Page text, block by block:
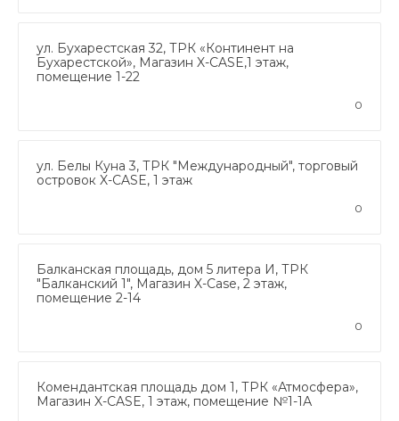
ул. Бухарестская 32, ТРК «Континент на
Бухарестской», Магазин X-CASE,1 этаж,
помещение 1-22
0
ул. Белы Куна 3, ТРК "Международный", торговый
островок X-CASE, 1 этаж
0
Балканская площадь, дом 5 литера И, ТРК
"Балканский 1", Магазин X-Case, 2 этаж,
помещение 2-14
0
Комендантская площадь дом 1, ТРК «Атмосфера»,
Магазин X-CASE, 1 этаж, помещение №1-1А